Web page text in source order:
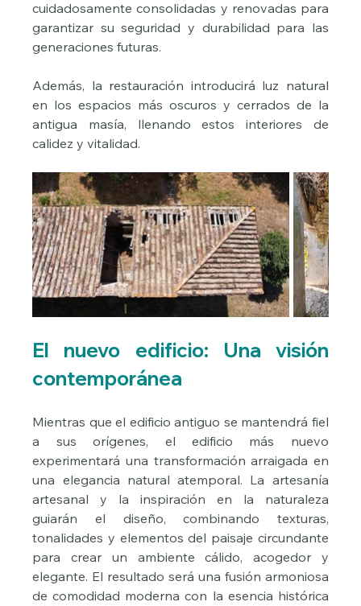
cuidadosamente consolidadas y renovadas para
garantizar su seguridad y durabilidad para las
generaciones futuras.
Además, la restauración introducirá luz natural
en los espacios más oscuros y cerrados de la
antigua masía, llenando estos interiores de
calidez y vitalidad.
El nuevo edificio: Una visión
contemporánea
Mientras que el edificio antiguo se mantendrá fiel
a sus orígenes, el edificio más nuevo
experimentará una transformación arraigada en
una elegancia natural atemporal. La artesanía
artesanal y la inspiración en la naturaleza
guiarán el diseño, combinando texturas,
tonalidades y elementos del paisaje circundante
para crear un ambiente cálido, acogedor y
elegante. El resultado será una fusión armoniosa
de comodidad moderna con la esencia histórica